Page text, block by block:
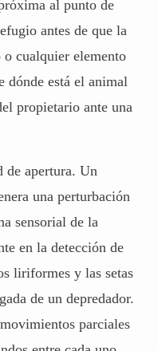
al punto de
antes de que la
cualquier elemento
dónde está el animal
propietario ante una
de apertura. Un
una perturbación
sensorial de la
en la detección de
liriformes y las setas
de un depredador.
parciales